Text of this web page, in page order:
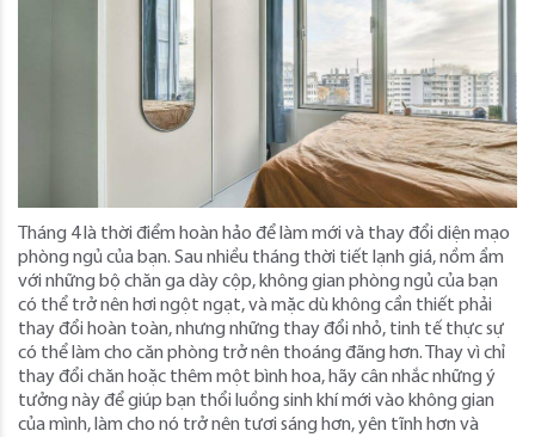
Tháng 4 là thời điểm hoàn hảo để làm mới và thay đổi diện mạo
phòng ngủ của bạn. Sau nhiều tháng thời tiết lạnh giá, nồm ẩm
với những bộ chăn ga dày cộp, không gian phòng ngủ của bạn
có thể trở nên hơi ngột ngạt, và mặc dù không cần thiết phải
thay đổi hoàn toàn, nhưng những thay đổi nhỏ, tinh tế thực sự
có thể làm cho căn phòng trở nên thoáng đãng hơn. Thay vì chỉ
thay đổi chăn hoặc thêm một bình hoa, hãy cân nhắc những ý
tưởng này để giúp bạn thổi luồng sinh khí mới vào không gian
của mình, làm cho nó trở nên tươi sáng hơn, yên tĩnh hơn và